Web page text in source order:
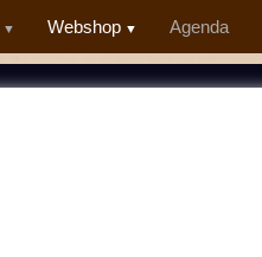
Webshop Agenda